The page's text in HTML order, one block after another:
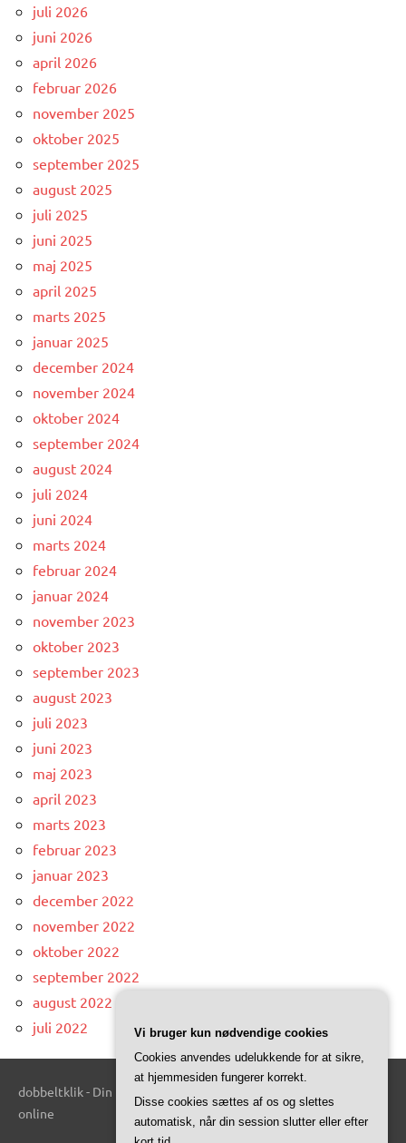
juli 2026
juni 2026
april 2026
februar 2026
november 2025
oktober 2025
september 2025
august 2025
juli 2025
juni 2025
maj 2025
april 2025
marts 2025
januar 2025
december 2024
november 2024
oktober 2024
september 2024
august 2024
juli 2024
juni 2024
marts 2024
februar 2024
januar 2024
november 2023
oktober 2023
september 2023
august 2023
juli 2023
juni 2023
maj 2023
april 2023
marts 2023
februar 2023
januar 2023
december 2022
november 2022
oktober 2022
september 2022
august 2022
juli 2022
dobbeltklik - Din kilde til interessante og informative artikler
online
Vi bruger kun nødvendige cookies
Cookies anvendes udelukkende for at sikre,
at hjemmesiden fungerer korrekt.
Disse cookies sættes af os og slettes
automatisk, når din session slutter eller efter